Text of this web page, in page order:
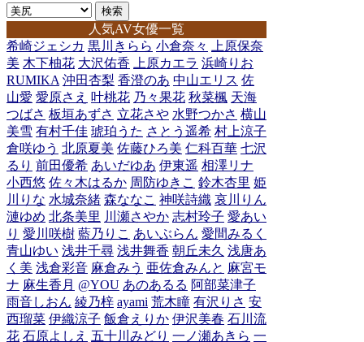
人気AV女優一覧
希崎ジェシカ 黒川きらら 小倉奈々
上原保奈
美 木下柚花 大沢佑香 上原カエラ 浜崎りお
RUMIKA 沖田杏梨 香澄のあ 中山エリス 佐
山愛 愛原さえ 叶桃花 乃々果花 秋菜楓 天海
つばさ 板垣あずさ 立花さや 水野つかさ 横山
美雪 有村千佳 琥珀うた さとう遥希 村上涼子
倉咲ゆう 北原夏美 佐藤ひろ美 仁科百華 七沢
るり 前田優希 あいだゆあ 伊東遥 相澤リナ
小西悠 佐々木はるか 周防ゆきこ 鈴木杏里 姫
川りな 水城奈緒 森ななこ 神咲詩織 哀川りん
漣ゆめ 北条美里 川瀬さやか 志村玲子 愛あい
り 愛川咲樹 藍乃りこ あいぶらん 愛間みるく
青山ゆい 浅井千尋 浅井舞香 朝丘未久 浅唐あ
く美 浅倉彩音 麻倉みう 亜佐倉みんと 麻宮モ
ナ 麻生香月 @YOU あのあるる 阿部菜津子
雨音しおん 綾乃梓 ayami 荒木瞳 有沢りさ 安
西瑠菜 伊織涼子 飯倉えりか 伊沢美春 石川流
花 石原よしえ 五十川みどり 一ノ瀬あきら 一